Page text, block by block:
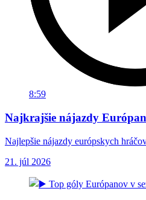
8:59
Najkrajšie nájazdy
Najlepšie nájazdy európskych
21. júl 2026